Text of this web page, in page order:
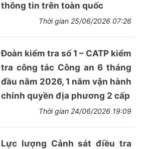
thông tin trên toàn quốc
Thời gian 25/06/2026 07:26
Đoàn kiểm tra số 1 – CATP kiểm
tra công tác Công an 6 tháng
đầu năm 2026, 1 năm vận hành
chính quyền địa phương 2 cấp
Thời gian 24/06/2026 19:09
Lực lượng Cảnh sát điều tra